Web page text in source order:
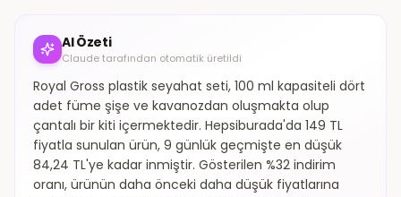
AI Özeti
Claude tarafından otomatik üretildi
Royal Gross plastik seyahat seti, 100 ml kapasiteli dört
adet füme şişe ve kavanozdan oluşmakta olup
çantalı bir kiti içermektedir. Hepsiburada'da 149 TL
fiyatla sunulan ürün, 9 günlük geçmişte en düşük
84,24 TL'ye kadar inmiştir. Gösterilen %32 indirim
oranı, ürünün daha önceki daha düşük fiyatlarına